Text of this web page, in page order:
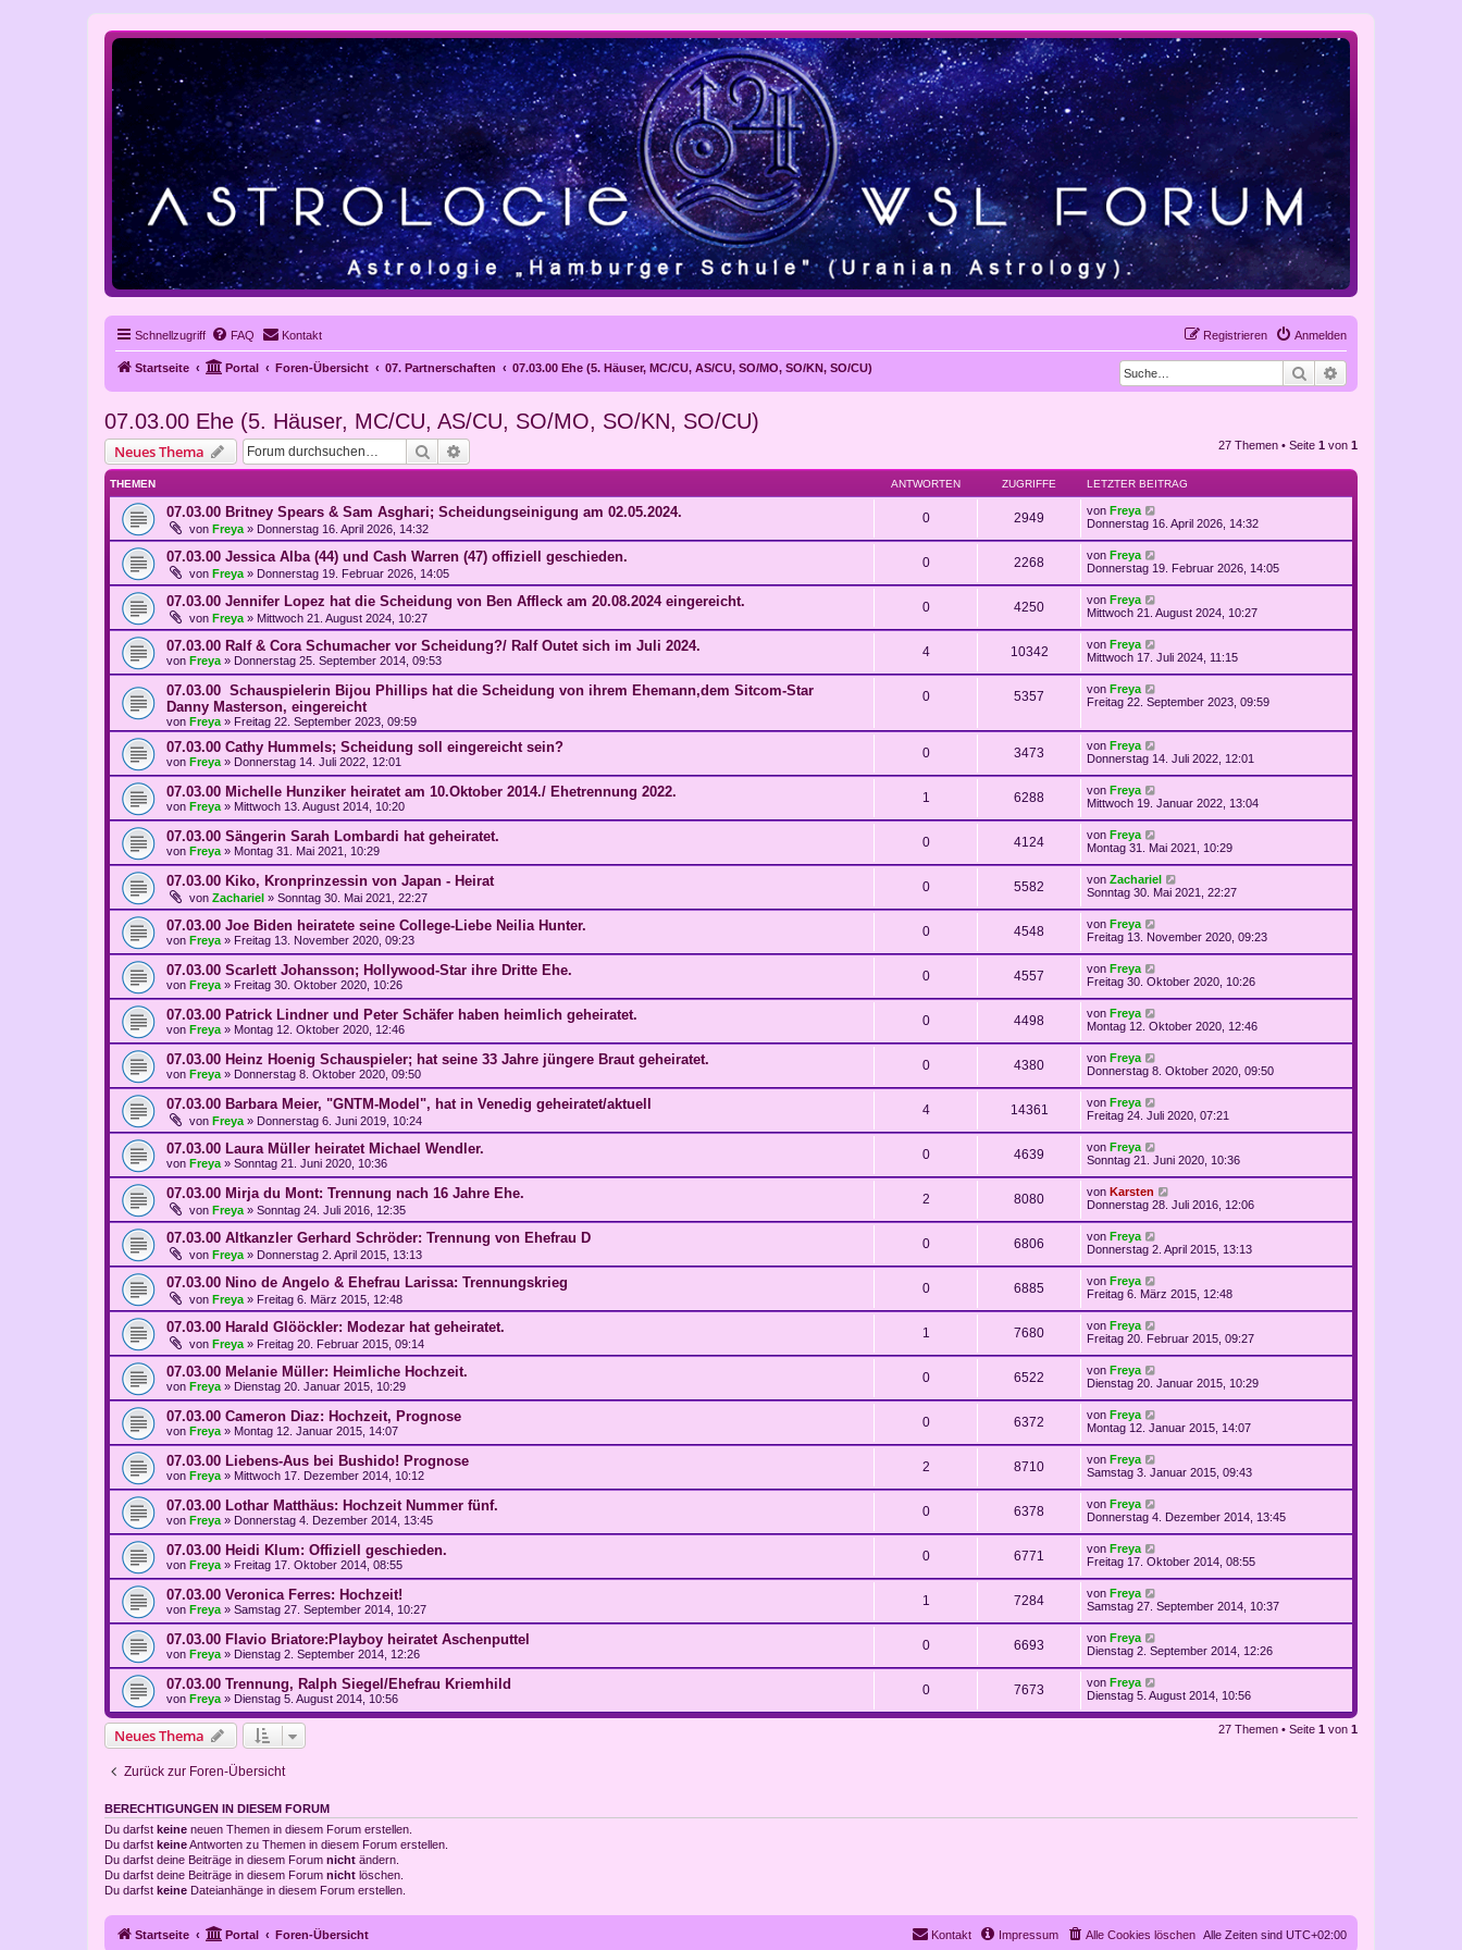
Schnellzugriff FAQ Kontakt Anmelden
Registrieren
Startseite Portal Foren-Übersicht 07. Partnerschaften 07.03.00 Ehe (5. Häuser, MC/CU, AS/CU, SO/MO, SO/KN, SO/CU) Suche
07.03.00 Ehe (5. Häuser, MC/CU, AS/CU, SO/MO, SO/KN, SO/CU)
Neues Thema Suche 27 Themen • Seite 1 von 1
THEMEN ANTWORTEN ZUGRIFFE LETZTER BEITRAG
07.03.00 Britney Spears & Sam Asghari; Scheidungseinigung am 02.05.2024.
von Freya » Donnerstag 16. April 2026, 14:32
0 2949 von Freya
Donnerstag 16. April 2026, 14:32
07.03.00 Jessica Alba (44) und Cash Warren (47) offiziell geschieden.
von Freya » Donnerstag 19. Februar 2026, 14:05
0 2268 von Freya
Donnerstag 19. Februar 2026, 14:05
07.03.00 Jennifer Lopez hat die Scheidung von Ben Affleck am 20.08.2024 eingereicht.
von Freya » Mittwoch 21. August 2024, 10:27
0 4250 von Freya
Mittwoch 21. August 2024, 10:27
07.03.00 Ralf & Cora Schumacher vor Scheidung?/ Ralf Outet sich im Juli 2024.
von Freya » Donnerstag 25. September 2014, 09:53
4 10342 von Freya
Mittwoch 17. Juli 2024, 11:15
07.03.00 Schauspielerin Bijou Phillips hat die Scheidung von ihrem Ehemann,dem Sitcom-Star
Danny Masterson, eingereicht
von Freya » Freitag 22. September 2023, 09:59
0 5357 von Freya
Freitag 22. September 2023, 09:59
07.03.00 Cathy Hummels; Scheidung soll eingereicht sein?
von Freya » Donnerstag 14. Juli 2022, 12:01
0 3473 von Freya
Donnerstag 14. Juli 2022, 12:01
07.03.00 Michelle Hunziker heiratet am 10.Oktober 2014./ Ehetrennung 2022.
von Freya » Mittwoch 13. August 2014, 10:20
1 6288 von Freya
Mittwoch 19. Januar 2022, 13:04
07.03.00 Sängerin Sarah Lombardi hat geheiratet.
von Freya » Montag 31. Mai 2021, 10:29
0 4124 von Freya
Montag 31. Mai 2021, 10:29
07.03.00 Kiko, Kronprinzessin von Japan - Heirat
von Zachariel » Sonntag 30. Mai 2021, 22:27
0 5582 von Zachariel
Sonntag 30. Mai 2021, 22:27
07.03.00 Joe Biden heiratete seine College-Liebe Neilia Hunter.
von Freya » Freitag 13. November 2020, 09:23
0 4548 von Freya
Freitag 13. November 2020, 09:23
07.03.00 Scarlett Johansson; Hollywood-Star ihre Dritte Ehe.
von Freya » Freitag 30. Oktober 2020, 10:26
0 4557 von Freya
Freitag 30. Oktober 2020, 10:26
07.03.00 Patrick Lindner und Peter Schäfer haben heimlich geheiratet.
von Freya » Montag 12. Oktober 2020, 12:46
0 4498 von Freya
Montag 12. Oktober 2020, 12:46
07.03.00 Heinz Hoenig Schauspieler; hat seine 33 Jahre jüngere Braut geheiratet.
von Freya » Donnerstag 8. Oktober 2020, 09:50
0 4380 von Freya
Donnerstag 8. Oktober 2020, 09:50
07.03.00 Barbara Meier, "GNTM-Model", hat in Venedig geheiratet/aktuell
von Freya » Donnerstag 6. Juni 2019, 10:24
4 14361 von Freya
Freitag 24. Juli 2020, 07:21
07.03.00 Laura Müller heiratet Michael Wendler.
von Freya » Sonntag 21. Juni 2020, 10:36
0 4639 von Freya
Sonntag 21. Juni 2020, 10:36
07.03.00 Mirja du Mont: Trennung nach 16 Jahre Ehe.
von Freya » Sonntag 24. Juli 2016, 12:35
2 8080 von Karsten
Donnerstag 28. Juli 2016, 12:06
07.03.00 Altkanzler Gerhard Schröder: Trennung von Ehefrau D
von Freya » Donnerstag 2. April 2015, 13:13
0 6806 von Freya
Donnerstag 2. April 2015, 13:13
07.03.00 Nino de Angelo & Ehefrau Larissa: Trennungskrieg
von Freya » Freitag 6. März 2015, 12:48
0 6885 von Freya
Freitag 6. März 2015, 12:48
07.03.00 Harald Glööckler: Modezar hat geheiratet.
von Freya » Freitag 20. Februar 2015, 09:14
1 7680 von Freya
Freitag 20. Februar 2015, 09:27
07.03.00 Melanie Müller: Heimliche Hochzeit.
von Freya » Dienstag 20. Januar 2015, 10:29
0 6522 von Freya
Dienstag 20. Januar 2015, 10:29
07.03.00 Cameron Diaz: Hochzeit, Prognose
von Freya » Montag 12. Januar 2015, 14:07
0 6372 von Freya
Montag 12. Januar 2015, 14:07
07.03.00 Liebens-Aus bei Bushido! Prognose
von Freya » Mittwoch 17. Dezember 2014, 10:12
2 8710 von Freya
Samstag 3. Januar 2015, 09:43
07.03.00 Lothar Matthäus: Hochzeit Nummer fünf.
von Freya » Donnerstag 4. Dezember 2014, 13:45
0 6378 von Freya
Donnerstag 4. Dezember 2014, 13:45
07.03.00 Heidi Klum: Offiziell geschieden.
von Freya » Freitag 17. Oktober 2014, 08:55
0 6771 von Freya
Freitag 17. Oktober 2014, 08:55
07.03.00 Veronica Ferres: Hochzeit!
von Freya » Samstag 27. September 2014, 10:27
1 7284 von Freya
Samstag 27. September 2014, 10:37
07.03.00 Flavio Briatore:Playboy heiratet Aschenputtel
von Freya » Dienstag 2. September 2014, 12:26
0 6693 von Freya
Dienstag 2. September 2014, 12:26
07.03.00 Trennung, Ralph Siegel/Ehefrau Kriemhild
von Freya » Dienstag 5. August 2014, 10:56
0 7673 von Freya
Dienstag 5. August 2014, 10:56
Neues Thema 27 Themen • Seite 1 von 1
Zurück zur Foren-Übersicht
BERECHTIGUNGEN IN DIESEM FORUM
Du darfst keine neuen Themen in diesem Forum erstellen.
Du darfst keineAntworten zu Themen in diesem Forum erstellen.
Du darfst deine Beiträge in diesem Forum nicht ändern.
Du darfst deine Beiträge in diesem Forum nicht löschen.
Du darfst keine Dateianhänge in diesem Forum erstellen.
Startseite Portal Foren-Übersicht Alle Zeiten sind UTC+02:00
Alle Cookies löschen
Impressum
Kontakt